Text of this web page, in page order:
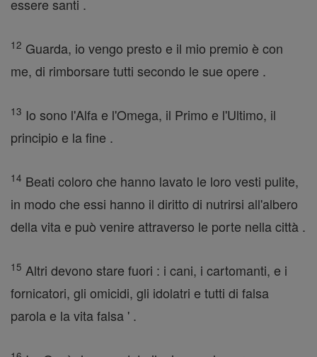
essere santi .
12 Guarda, io vengo presto e il mio premio è con
me, di rimborsare tutti secondo le sue opere .
13 Io sono l'Alfa e l'Omega, il Primo e l'Ultimo, il
principio e la fine .
14 Beati coloro che hanno lavato le loro vesti pulite,
in modo che essi hanno il diritto di nutrirsi all'albero
della vita e può venire attraverso le porte nella città .
15 Altri devono stare fuori : i cani, i cartomanti, e i
fornicatori, gli omicidi, gli idolatri e tutti di falsa
parola e la vita falsa ' .